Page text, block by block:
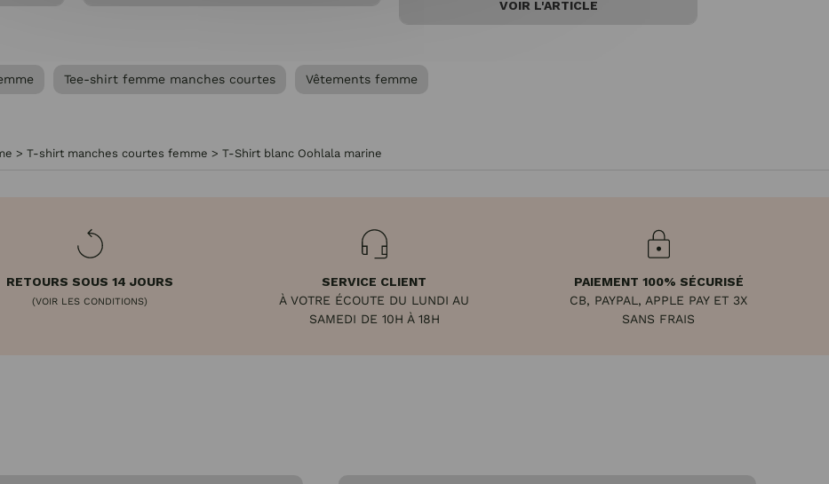
VOIR L'ARTICLE
Tee-shirt femme manches courtes Vêtements femme
> T-shirt manches courtes femme > T-Shirt blanc Oohlala marine
RETOURS SOUS 14 JOURS
(VOIR LES CONDITIONS)
SERVICE CLIENT
À VOTRE ÉCOUTE DU LUNDI AU
SAMEDI DE 10H À 18H
PAIEMENT 100% SÉCURISÉ
CB, PAYPAL, APPLE PAY ET 3X
SANS FRAIS